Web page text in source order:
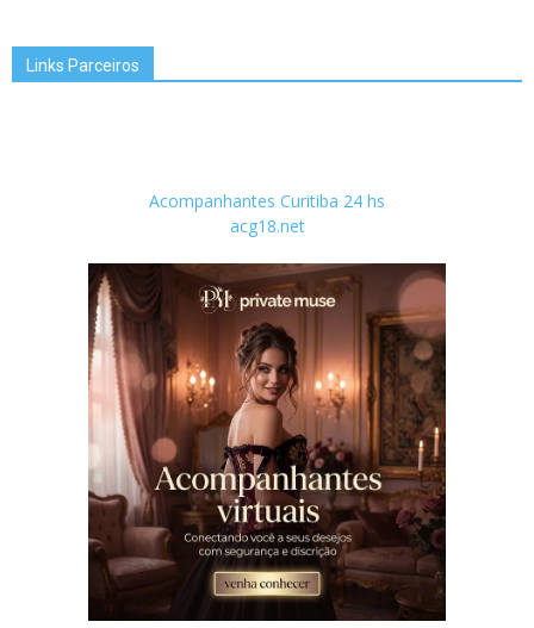
Links Parceiros
Acompanhantes Curitiba 24 hs
acg18.net